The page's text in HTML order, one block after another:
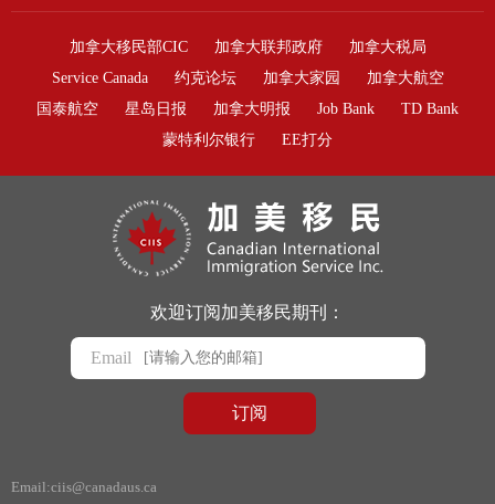
加拿大移民部CIC 加拿大联邦政府
加拿大税局
Service Canada
约克论坛 加拿大家园
加拿大航空
国泰航空
星岛日报 加拿大明报 Job Bank
TD Bank
蒙特利尔银行
EE打分
欢迎订阅加美移民期刊：
Email
Email:ciis@canadaus.ca